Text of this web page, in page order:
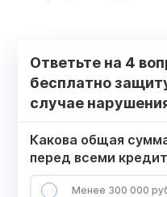
Ответьте на 4
бесплатно
случае
Какова общая
перед всеми
Менее 300 000